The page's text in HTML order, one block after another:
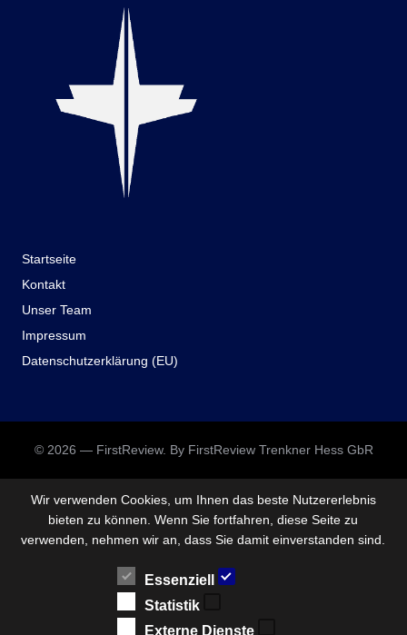
Startseite
Kontakt
Unser Team
Impressum
Datenschutzerklärung (EU)
© 2026 — FirstReview. By FirstReview Trenkner Hess GbR
Wir verwenden Cookies, um Ihnen das beste Nutzererlebnis
bieten zu können. Wenn Sie fortfahren, diese Seite zu
verwenden, nehmen wir an, dass Sie damit einverstanden sind.
Essenziell
Statistik
Externe Dienste